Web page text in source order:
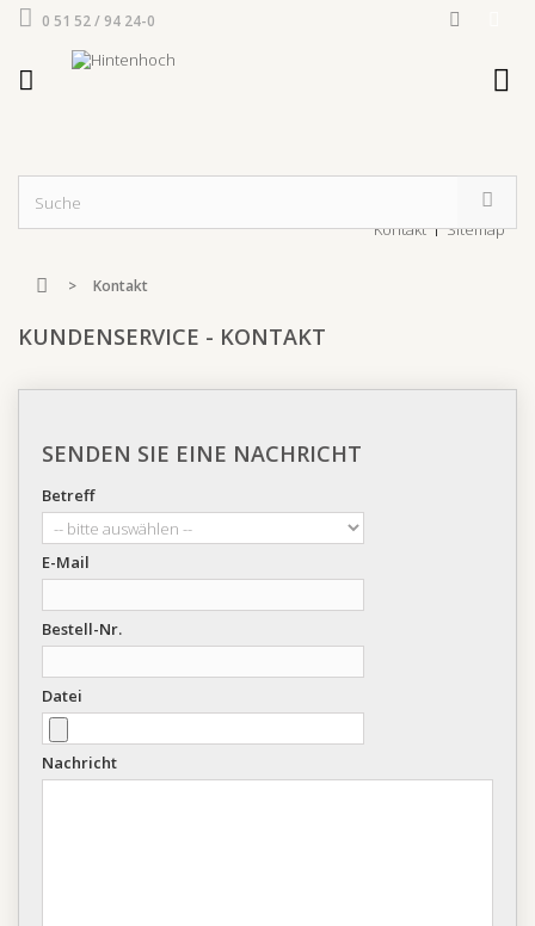
0 51 52 / 94 24-0
Kontakt Sitemap
> Kontakt
KUNDENSERVICE - KONTAKT
SENDEN SIE EINE NACHRICHT
Betreff
E-Mail
Bestell-Nr.
Datei
Nachricht